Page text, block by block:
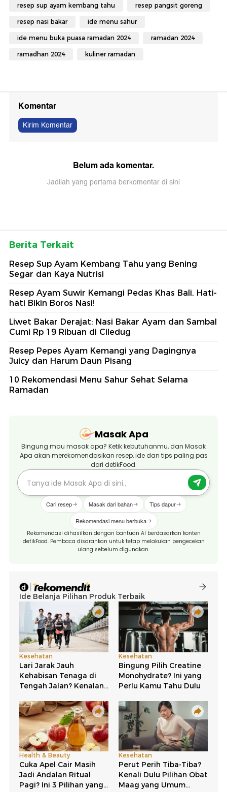
resep sup ayam kembang tahu resep pangsit goreng
resep nasi bakar ide menu sahur
ide menu buka puasa ramadan 2024 ramadan 2024
ramadhan 2024 kuliner ramadan
Komentar
Kirim Komentar
Belum ada komentar.
Jadilah yang pertama berkomentar di sini
Berita Terkait
Resep Sup Ayam Kembang Tahu yang Bening
Segar dan Kaya Nutrisi
Resep Ayam Suwir Kemangi Pedas Khas Bali, Hati-
hati Bikin Boros Nasi!
Liwet Bakar Derajat: Nasi Bakar Ayam dan Sambal
Cumi Rp 19 Ribuan di Ciledug
Resep Pepes Ayam Kemangi yang Dagingnya
Juicy dan Harum Daun Pisang
10 Rekomendasi Menu Sahur Sehat Selama
Ramadan
Masak Apa
Bingung mau masak apa? Ketik kebutuhanmu, dan Masak
Apa akan merekomendasikan resep, ide dan tips paling pas
dari detikFood.
Cari resep Masak dari bahan Tips dapur
Rekomendasi menu berbuka
Rekomendasi dihasilkan dengan bantuan AI berdasarkan konten
detikFood. Pembaca disarankan untuk tetap melakukan pengecekan
ulang sebelum digunakan.